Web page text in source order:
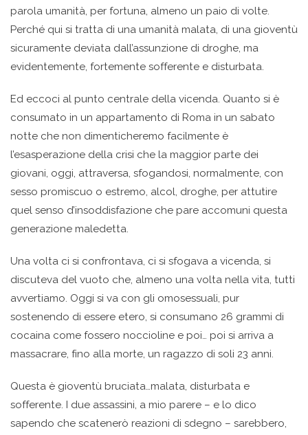
parola umanità, per fortuna, almeno un paio di volte.
Perché qui si tratta di una umanità malata, di una gioventù
sicuramente deviata dall’assunzione di droghe, ma
evidentemente, fortemente sofferente e disturbata.
Ed eccoci al punto centrale della vicenda. Quanto si è
consumato in un appartamento di Roma in un sabato
notte che non dimenticheremo facilmente è
l’esasperazione della crisi che la maggior parte dei
giovani, oggi, attraversa, sfogandosi, normalmente, con
sesso promiscuo o estremo, alcol, droghe, per attutire
quel senso d’insoddisfazione che pare accomuni questa
generazione maledetta.
Una volta ci si confrontava, ci si sfogava a vicenda, si
discuteva del vuoto che, almeno una volta nella vita, tutti
avvertiamo. Oggi si va con gli omosessuali, pur
sostenendo di essere etero, si consumano 26 grammi di
cocaina come fossero noccioline e poi… poi si arriva a
massacrare, fino alla morte, un ragazzo di soli 23 anni.
Questa è gioventù bruciata…malata, disturbata e
sofferente. I due assassini, a mio parere – e lo dico
sapendo che scatenerò reazioni di sdegno – sarebbero,